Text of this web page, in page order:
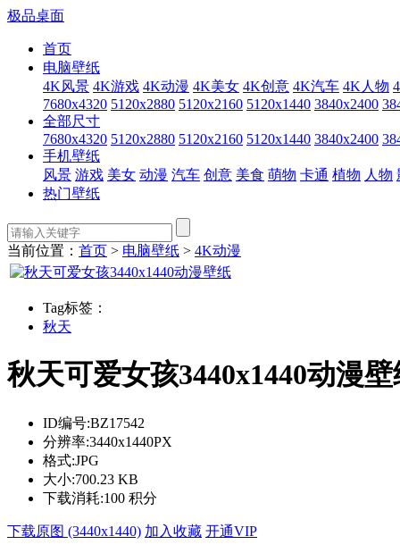
极品桌面
首页
电脑壁纸
4K风景 4K游戏 4K动漫 4K美女 4K创意 4K汽车 4K人物
7680x4320 5120x2880 5120x2160 5120x1440 3840x2400
全部尺寸
7680x4320 5120x2880 5120x2160 5120x1440 3840x2400
手机壁纸
风景 游戏 美女 动漫 汽车 创意 美食 萌物 卡通 植物 人物
热门壁纸
当前位置： 首页 > 电脑壁纸 > 4K动漫
Tag标签：
秋天
秋天可爱女孩3440x1440动漫壁
ID编号:BZ17542
分辨率:3440x1440PX
格式:JPG
大小:700.23 KB
下载消耗:100 积分
下载原图 (3440x1440) 加入收藏 开通VIP